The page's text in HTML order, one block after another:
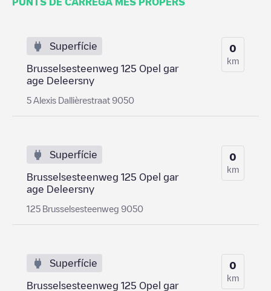
Superfície
Brusselsesteenweg 125 Opel gar
age Deleersny
5 Alexis Dallièrestraat 9050
0
km
Superfície
Brusselsesteenweg 125 Opel gar
age Deleersny
125 Brusselsesteenweg 9050
0
km
Superfície
Brusselsesteenweg 125 Opel gar
0
km